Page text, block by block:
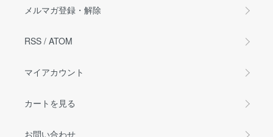
メルマガ登録・解除
RSS / ATOM
マイアカウント
カートを見る
お問い合わせ